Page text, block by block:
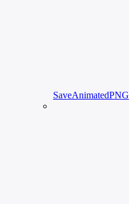
SaveAnimatedPNG